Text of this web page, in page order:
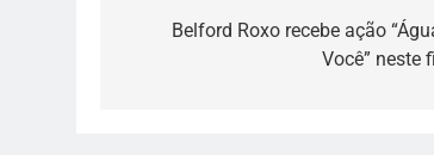
Belford Roxo recebe ação
Você” neste